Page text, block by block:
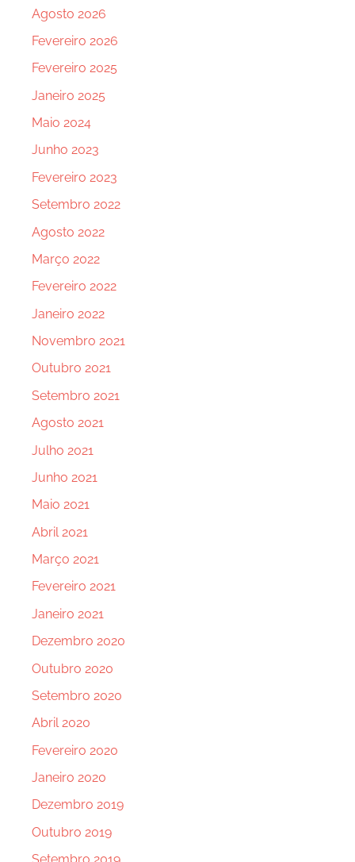
Agosto 2026
Fevereiro 2026
Fevereiro 2025
Janeiro 2025
Maio 2024
Junho 2023
Fevereiro 2023
Setembro 2022
Agosto 2022
Março 2022
Fevereiro 2022
Janeiro 2022
Novembro 2021
Outubro 2021
Setembro 2021
Agosto 2021
Julho 2021
Junho 2021
Maio 2021
Abril 2021
Março 2021
Fevereiro 2021
Janeiro 2021
Dezembro 2020
Outubro 2020
Setembro 2020
Abril 2020
Fevereiro 2020
Janeiro 2020
Dezembro 2019
Outubro 2019